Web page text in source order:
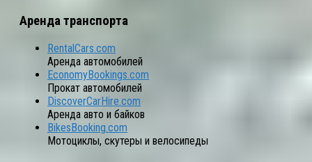
Аренда транспорта
RentalCars.com
Аренда автомобилей
EconomyBookings.com
Прокат автомобилей
DiscoverCarHire.com
Аренда авто и байков
BikesBooking.com
Мотоциклы, скутеры и велосипеды